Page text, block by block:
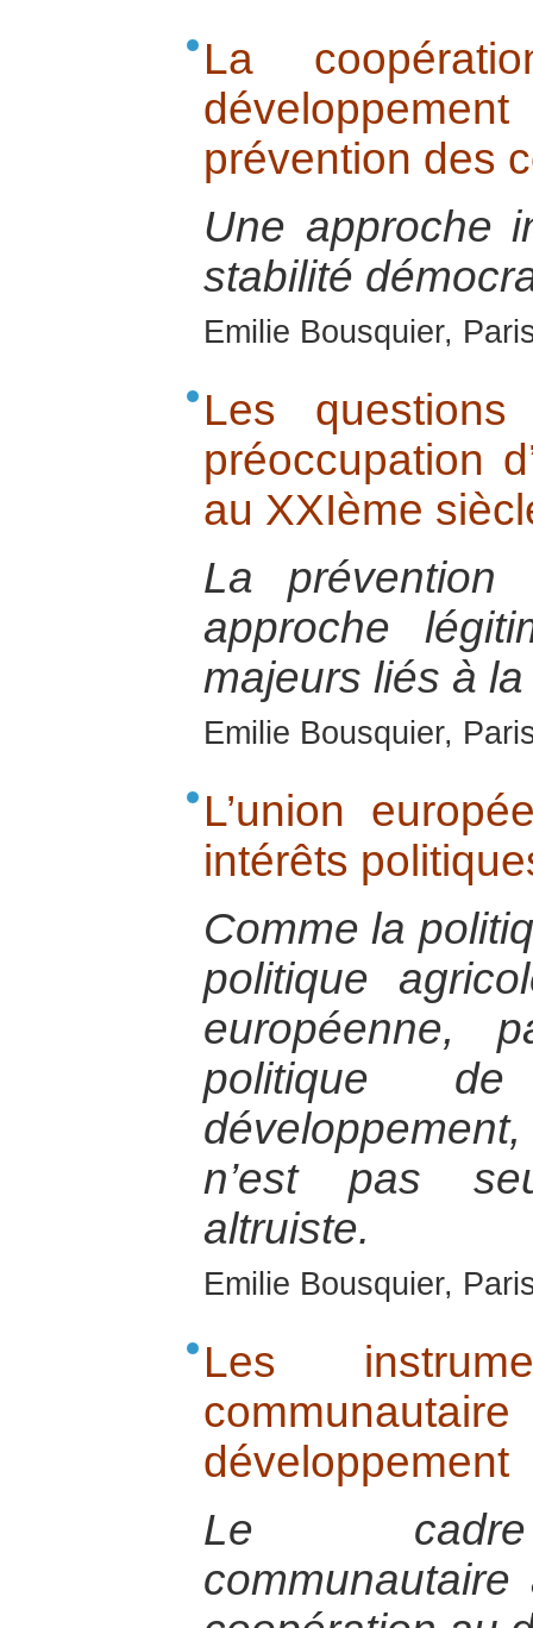
La
prévention des
Une approche
stabilité
Emilie Bousquier,
Les
préoccupation
au XXIème
La prévention
approche
majeurs liés à
Emilie Bousquier,
L’union
intérêts
Comme la
politique
politique
n’est pas
altruiste.
Emilie Bousquier,
Les
développement
Le cadre